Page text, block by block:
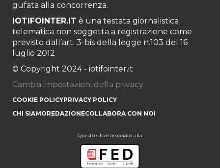
gufata alla concorrenza.
IOTIFOINTER.IT è una testata giornalistica
telematica non soggetta a registrazione come
previsto dall’art. 3-bis della legge n.103 del 16
luglio 2012
© Copyright 2024 - iotifointer.it
Cambia impostazioni della privacy
COOKIE POLICYPRIVACY POLICY
CHI SIAMOREDAZIONECOLLABORA CON NOI
Questo sito è associato alla